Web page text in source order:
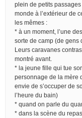
plein de petits
monde à l’extérieur de
les mêmes :
* à un moment, l’une
sorte de camp (de gens
Leurs caravanes
montré avant.
* la jeune fille qui tue
personnage de la mère
envie de s’occuper de
l’heure du bain)
* quand on parle du
* dans la scène du